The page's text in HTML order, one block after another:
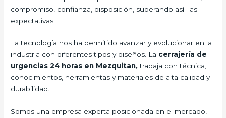
compromiso, confianza, disposición, superando así las
expectativas.
La tecnología nos ha permitido avanzar y evolucionar en la
industria con diferentes tipos y diseños. La cerrajería de
urgencias 24 horas en Mezquitan,trabaja con técnica,
conocimientos, herramientas y materiales de alta calidad y
durabilidad.
Somos una empresa experta posicionada en el mercado,